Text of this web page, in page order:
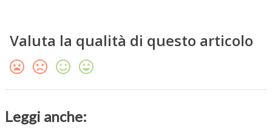
Valuta la qualità di questo articolo
Leggi anche: